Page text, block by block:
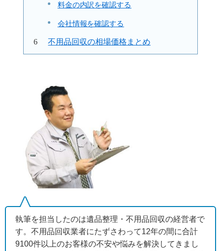
料金の内訳を確認する
会社情報を確認する
不用品回収の相場価格まとめ
執筆を担当したのは遺品整理・不用品回収の経営者で
す。不用品回収業者にたずさわって12年の間に合計
9100件以上のお客様の不安や悩みを解決してきまし